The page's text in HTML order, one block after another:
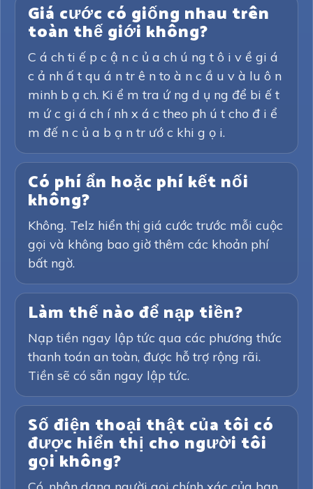
Giá cước có giống nhau trên
toàn thế giới không?
C á ch ti ế p c ậ n c ủ a ch ú ng t ô i v ề gi á
c ả nh ấ t qu á n tr ê n to à n c ầ u v à lu ô n
minh b ạ ch. Ki ể m tra ứ ng d ụ ng để bi ế t
m ứ c gi á ch í nh x á c theo ph ú t cho đ i ể
m đế n c ủ a b ạ n tr ướ c khi g ọ i.
Có phí ẩn hoặc phí kết nối
không?
Không. Telz hiển thị giá cước trước mỗi cuộc
gọi và không bao giờ thêm các khoản phí
bất ngờ.
Làm thế nào để nạp tiền?
Nạp tiền ngay lập tức qua các phương thức
thanh toán an toàn, được hỗ trợ rộng rãi.
Tiền sẽ có sẵn ngay lập tức.
Số điện thoại thật của tôi có
được hiển thị cho người tôi
gọi không?